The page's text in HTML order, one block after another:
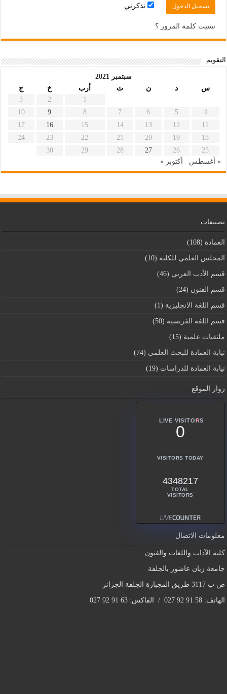
تذكرني
نسيت كلمة المرور ؟
التقويم
سبتمبر 2021
س
د ن ث أرب خ
ج
1
2
3
4
5
6
7
8
9
10
11
12
13
14
15
16
17
18
19
20
21
22
23
24
25
26
27
28
29
30
« أغسطس
أكتوبر »
تصنيفات
العمادة (108)
المجلس العلمي للكلية (10)
قسم اﻷدب العربي (46)
قسم الفنون (24)
قسم اللغة الانجليزية (1)
قسم اللغة الفرنسية (50)
ملتقيات علمية (15)
نيابة العمادة للبحث العلمي (74)
نيابة العمادة للدراسات (19)
زوار الموقع
LIVE VISITORS
0
VISITORS TODAY
4348217
TOTAL
VISITORS
معلومات الاتصال
كلية الآداب واللغات والفنون
جامعة زيان عاشور بالجلفة
ص ب 3117 طريق المجبارة الجلفة الجزائر
الهاتف: 58 91 92 027 / الفاكس: 63 91 92 027